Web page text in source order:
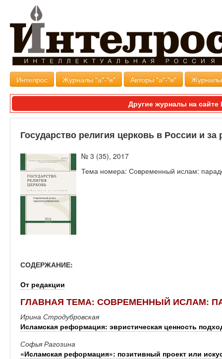
Интелрос Журналы "а"-"я" Авторы "а"-"я"
Другие журналы на
Государство религия церковь в России и
№ 3 (35), 2017
Тема номера: Современный ислам:
СОДЕРЖАНИЕ:
От редакции
ГЛАВНАЯ ТЕМА: СОВРЕМЕННЫЙ ИСЛАМ:
Ирина Стродубровская
Исламская реформация: эвристическая ценность
Софья Рагозина
«Исламская реформация»: позитивный проект или